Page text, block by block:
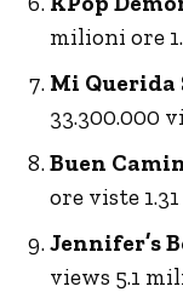
milioni ore
Mi Querida
33.300.000
Buen
ore viste
Jennifer’s
views 5.1